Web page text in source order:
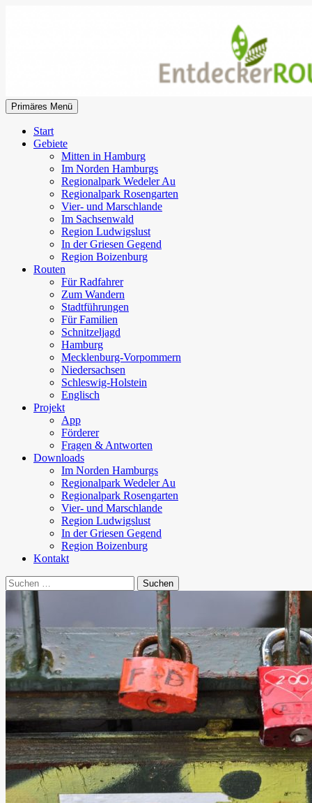
EntdeckerRouten
Suchen
Primäres Menü
Start
Gebiete
Mitten in Hamburg
Im Norden Hamburgs
Regionalpark Wedeler Au
Regionalpark Rosengarten
Vier- und Marschlande
Im Sachsenwald
Region Ludwigslust
In der Griesen Gegend
Region Boizenburg
Routen
Für Radfahrer
Zum Wandern
Stadtführungen
Für Familien
Schnitzeljagd
Hamburg
Mecklenburg-Vorpommern
Niedersachsen
Schleswig-Holstein
Englisch
Projekt
App
Förderer
Fragen & Antworten
Downloads
Im Norden Hamburgs
Regionalpark Wedeler Au
Regionalpark Rosengarten
Vier- und Marschlande
Region Ludwigslust
In der Griesen Gegend
Region Boizenburg
Kontakt
Suchen
nach: